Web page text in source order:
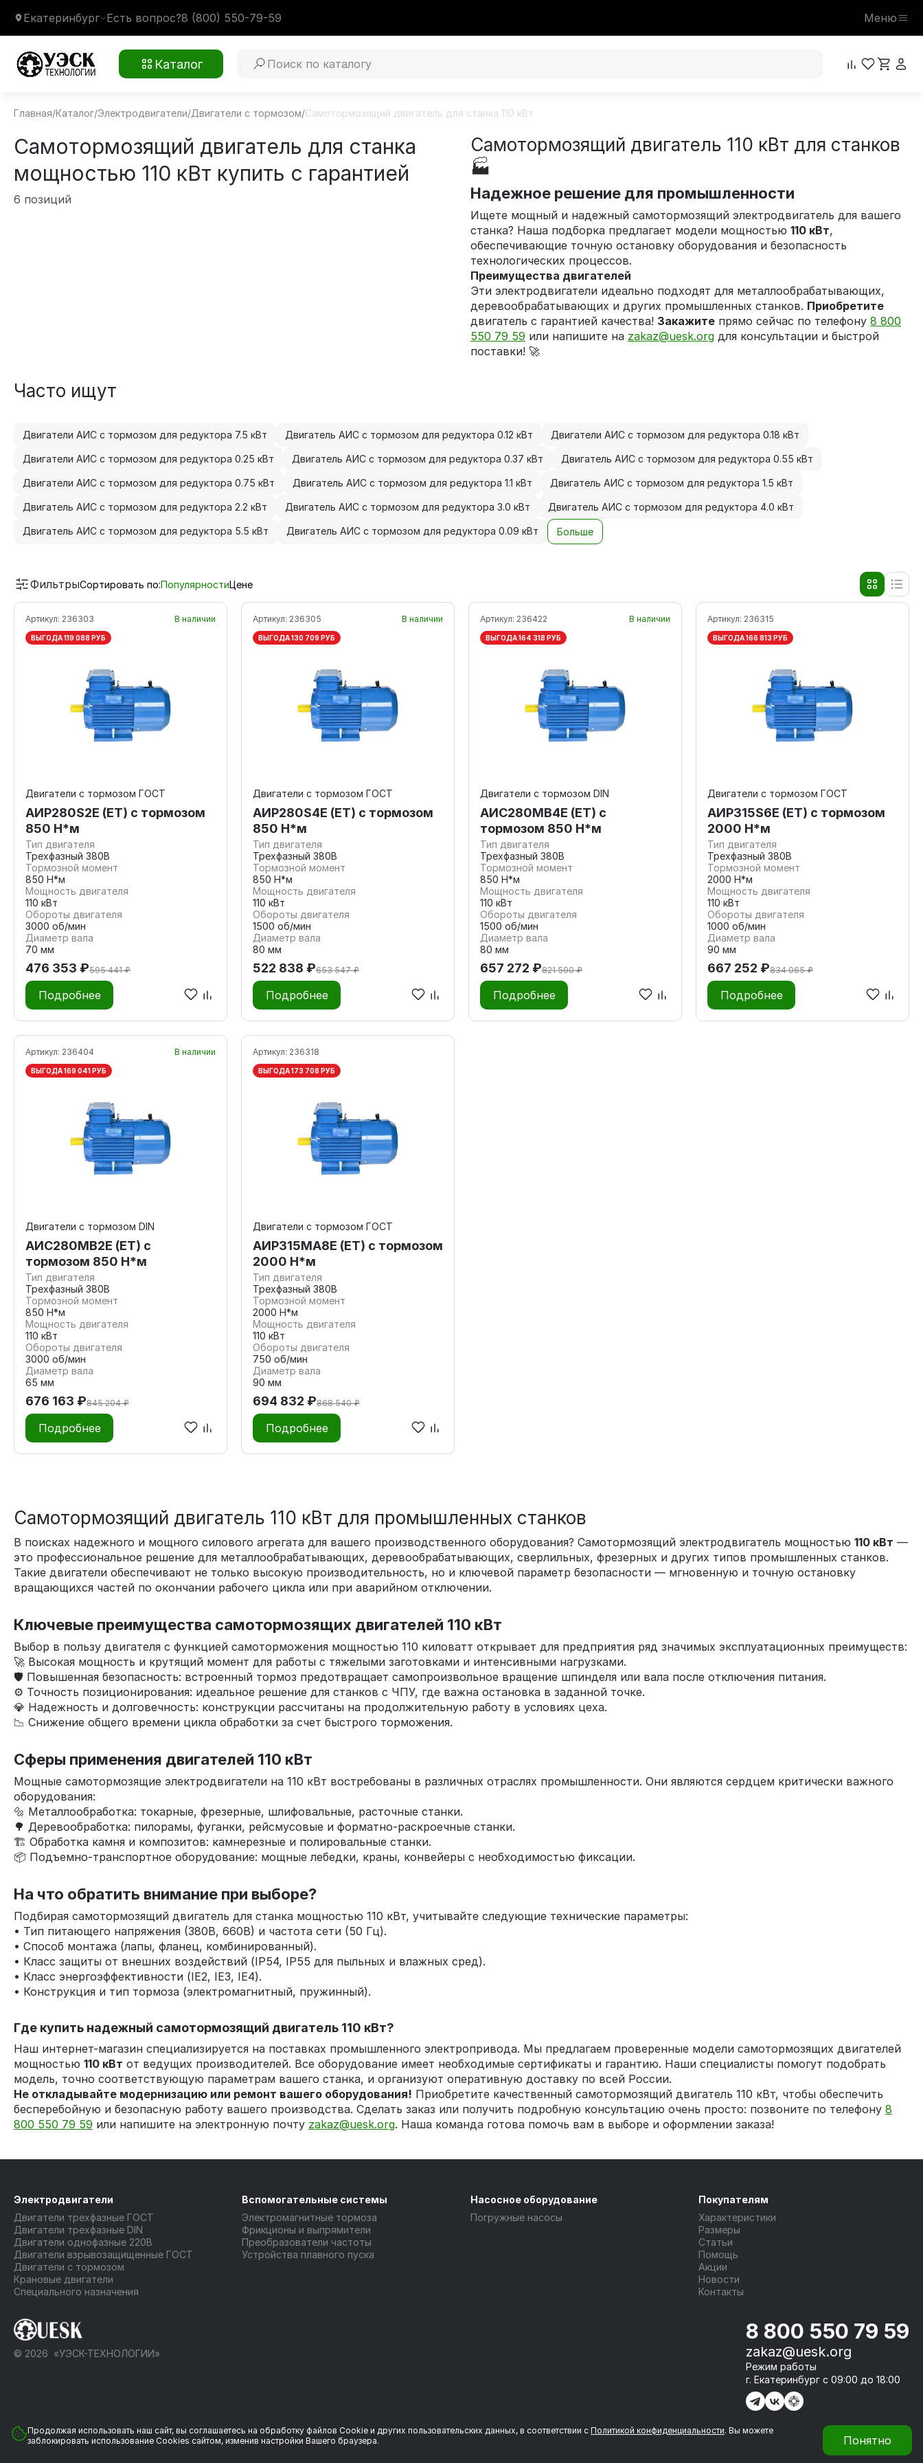
Екатеринбург Есть вопрос?8 (800) 550-79-59 Меню
Каталог
Главная/Каталог/Электродвигатели/Двигатели с тормозом/Самотормозящий двигатель для станка 110 кВт
Самотормозящий двигатель для станка
мощностью 110 кВт купить с гарантией
6 позиций
Самотормозящий двигатель 110 кВт для станков
🏭
Надежное решение для промышленности
Ищете мощный и надежный самотормозящий электродвигатель для вашего
станка? Наша подборка предлагает модели мощностью110 кВт,
обеспечивающие точную остановку оборудования и безопасность
технологических процессов.
Преимущества двигателей
Эти электродвигатели идеально подходят для металлообрабатывающих,
деревообрабатывающих и других промышленных станков. Приобретите
двигатель с гарантией качества! Закажите прямо сейчас по телефону8 800
550 79 59 или напишите на zakaz@uesk.org для консультации и быстрой
поставки! 🚀
Часто ищут
Двигатели АИС с тормозом для редуктора 7.5 кВт Двигатель АИС с тормозом для редуктора 0.12 кВт Двигатели АИС с тормозом для редуктора 0.18 кВт
Двигатели АИС с тормозом для редуктора 0.25 кВт Двигатель АИС с тормозом для редуктора 0.37 кВт Двигатель АИС с тормозом для редуктора 0.55 кВт
Двигатели АИС с тормозом для редуктора 0.75 кВт Двигатель АИС с тормозом для редуктора 1.1 кВт Двигатель АИС с тормозом для редуктора 1.5 кВт
Двигатель АИС с тормозом для редуктора 2.2 кВт Двигатель АИС с тормозом для редуктора 3.0 кВт Двигатель АИС с тормозом для редуктора 4.0 кВт
Двигатель АИС с тормозом для редуктора 5.5 кВт Двигатель АИС с тормозом для редуктора 0.09 кВт Больше
ФильтрыСортировать по:ПопулярностиЦене
Артикул: 236303 В наличии
ВЫГОДА 119 088 РУБ
Двигатели с тормозом ГОСТ
АИР280S2E (ET) с тормозом
850 Н*м
Тип двигателя
Трехфазный 380В
Тормозной момент
850 Н*м
Мощность двигателя
110 кВт
Обороты двигателя
3000 об/мин
Диаметр вала
70 мм
476 353 ₽595 441 ₽
Подробнее
Артикул: 236305 В наличии
ВЫГОДА 130 709 РУБ
Двигатели с тормозом ГОСТ
АИР280S4E (ET) с тормозом
850 Н*м
Тип двигателя
Трехфазный 380В
Тормозной момент
850 Н*м
Мощность двигателя
110 кВт
Обороты двигателя
1500 об/мин
Диаметр вала
80 мм
522 838 ₽653 547 ₽
Подробнее
Артикул: 236422 В наличии
ВЫГОДА 164 318 РУБ
Двигатели с тормозом DIN
АИС280МВ4Е (ET) с
тормозом 850 Н*м
Тип двигателя
Трехфазный 380В
Тормозной момент
850 Н*м
Мощность двигателя
110 кВт
Обороты двигателя
1500 об/мин
Диаметр вала
80 мм
657 272 ₽821 590 ₽
Подробнее
Артикул: 236315
ВЫГОДА 166 813 РУБ
Двигатели с тормозом ГОСТ
АИР315S6E (ET) с тормозом
2000 Н*м
Тип двигателя
Трехфазный 380В
Тормозной момент
2000 Н*м
Мощность двигателя
110 кВт
Обороты двигателя
1000 об/мин
Диаметр вала
90 мм
667 252 ₽834 065 ₽
Подробнее
Артикул: 236404 В наличии
ВЫГОДА 169 041 РУБ
Двигатели с тормозом DIN
АИС280МВ2Е (ET) с
тормозом 850 Н*м
Тип двигателя
Трехфазный 380В
Тормозной момент
850 Н*м
Мощность двигателя
110 кВт
Обороты двигателя
3000 об/мин
Диаметр вала
65 мм
676 163 ₽845 204 ₽
Подробнее
Артикул: 236318
ВЫГОДА 173 708 РУБ
Двигатели с тормозом ГОСТ
АИР315МА8E (ET) с тормозом
2000 Н*м
Тип двигателя
Трехфазный 380В
Тормозной момент
2000 Н*м
Мощность двигателя
110 кВт
Обороты двигателя
750 об/мин
Диаметр вала
90 мм
694 832 ₽868 540 ₽
Подробнее
Самотормозящий двигатель 110 кВт для промышленных станков
В поисках надежного и мощного силового агрегата для вашего производственного оборудования? Самотормозящий электродвигатель мощностью 110 кВт —
это профессиональное решение для металлообрабатывающих, деревообрабатывающих, сверлильных, фрезерных и других типов промышленных станков.
Такие двигатели обеспечивают не только высокую производительность, но и ключевой параметр безопасности — мгновенную и точную остановку
вращающихся частей по окончании рабочего цикла или при аварийном отключении.
Ключевые преимущества самотормозящих двигателей 110 кВт
Выбор в пользу двигателя с функцией самоторможения мощностью 110 киловатт открывает для предприятия ряд значимых эксплуатационных преимуществ:
🚀 Высокая мощность и крутящий момент для работы с тяжелыми заготовками и интенсивными нагрузками.
🛡️ Повышенная безопасность: встроенный тормоз предотвращает самопроизвольное вращение шпинделя или вала после отключения питания.
⚙️ Точность позиционирования: идеальное решение для станков с ЧПУ, где важна остановка в заданной точке.
💎 Надежность и долговечность: конструкции рассчитаны на продолжительную работу в условиях цеха.
📉 Снижение общего времени цикла обработки за счет быстрого торможения.
Сферы применения двигателей 110 кВт
Мощные самотормозящие электродвигатели на 110 кВт востребованы в различных отраслях промышленности. Они являются сердцем критически важного
оборудования:
🔩 Металлообработка: токарные, фрезерные, шлифовальные, расточные станки.
🌳 Деревообработка: пилорамы, фуганки, рейсмусовые и форматно-раскроечные станки.
🏗️ Обработка камня и композитов: камнерезные и полировальные станки.
📦 Подъемно-транспортное оборудование: мощные лебедки, краны, конвейеры с необходимостью фиксации.
На что обратить внимание при выборе?
Подбирая самотормозящий двигатель для станка мощностью 110 кВт, учитывайте следующие технические параметры:
• Тип питающего напряжения (380В, 660В) и частота сети (50 Гц).
• Способ монтажа (лапы, фланец, комбинированный).
• Класс защиты от внешних воздействий (IP54, IP55 для пыльных и влажных сред).
• Класс энергоэффективности (IE2, IE3, IE4).
• Конструкция и тип тормоза (электромагнитный, пружинный).
Где купить надежный самотормозящий двигатель 110 кВт?
Наш интернет-магазин специализируется на поставках промышленного электропривода. Мы предлагаем проверенные модели самотормозящих двигателей
мощностью 110 кВт от ведущих производителей. Все оборудование имеет необходимые сертификаты и гарантию. Наши специалисты помогут подобрать
модель, точно соответствующую параметрам вашего станка, и организуют оперативную доставку по всей России.
Не откладывайте модернизацию или ремонт вашего оборудования! Приобретите качественный самотормозящий двигатель 110 кВт, чтобы обеспечить
бесперебойную и безопасную работу вашего производства. Сделать заказ или получить подробную консультацию очень просто: позвоните по телефону 8
800 550 79 59 или напишите на электронную почту zakaz@uesk.org. Наша команда готова помочь вам в выборе и оформлении заказа!
© 2026 «УЭСК-ТЕХНОЛОГИИ»
Электродвигатели
Двигатели трехфазные ГОСТ
Двигатели трехфазные DIN
Двигатели однофазные 220В
Двигатели взрывозащищенные ГОСТ
Двигатели с тормозом
Крановые двигатели
Специального назначения
Вспомогательные системы
Электромагнитные тормоза
Фрикционы и выпрямители
Преобразователи частоты
Устройства плавного пуска
Насосное оборудование
Погружные насосы
Покупателям
Характеристики
Размеры
Статьи
Помощь
Акции
Новости
Контакты
8 800 550 79 59
zakaz@uesk.org
Режим работы
г. Екатеринбург с 09:00 до 18:00
Политика обработки персональных данных Сделано вFramelink
Продолжая использовать наш сайт, вы соглашаетесь на обработку файлов Сookie и других пользовательских данных, в соответствии с Политикой конфиденциальности. Вы можете
заблокировать использование Cookies сайтом, изменив настройки Вашего браузера.
Понятно